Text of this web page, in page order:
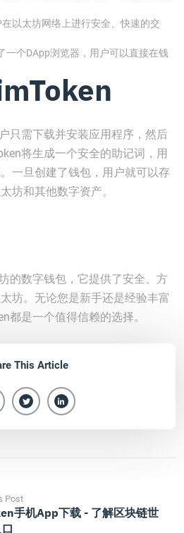
以太坊网络上进行安全、快速的交
一个DApp浏览器，用户可以直接在钱
只需下载并安装应用程序，然后
将生成一个安全的助记词，用
一旦创建了钱包，用户就可以存
坊和其他数字资产。
的数字钱包，它提供了安全、方
坊。无论您是新手还是经验丰富
都是一个值得信赖的选择。
This Article
Post
手机App下载 - 了解区块链世